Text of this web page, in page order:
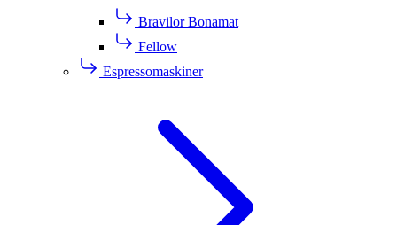
Bravilor Bonamat
Fellow
Espressomaskiner